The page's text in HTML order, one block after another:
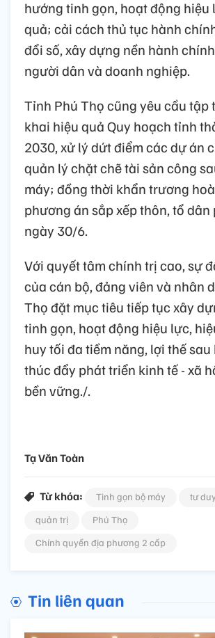
hướng tinh gọn, hoạt động hiệu
quả; cải cách thủ tục hành
đổi số, xây dựng nền hành
người dân và doanh nghiệp.
Tỉnh Phú Thọ cũng yêu cầu tập
khai hiệu quả Quy hoạch tỉnh
2030, xử lý dứt điểm các dự án
quản lý chặt chẽ tài sản công
máy; đồng thời khẩn trương
phương án sắp xếp thôn, tổ
ngày 30/6.
Với quyết tâm chính trị cao, sự
của cán bộ, đảng viên và nhân
Thọ đặt mục tiêu tiếp tục xây
tinh gọn, hoạt động hiệu lực,
huy tối đa tiềm năng, lợi thế
thúc đẩy phát triển kinh tế - xã
bền vững./.
Tạ Văn Toàn
Từ khóa: Tinh gọn bộ máy
tư
quản trị
Phú Thọ
Chính quyền địa phương 2 cấp
Tin liên quan